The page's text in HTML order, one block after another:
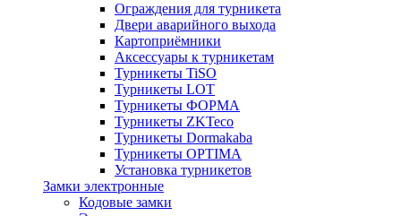
Ограждения для турникета
Двери аварийного выхода
Картоприёмники
Аксессуары к турникетам
Турникеты TiSO
Турникеты LOT
Турникеты ФОРМА
Турникеты ZKTeco
Турникеты Dormakaba
Турникеты OPTIMA
Установка турникетов
Замки электронные
Кодовые замки